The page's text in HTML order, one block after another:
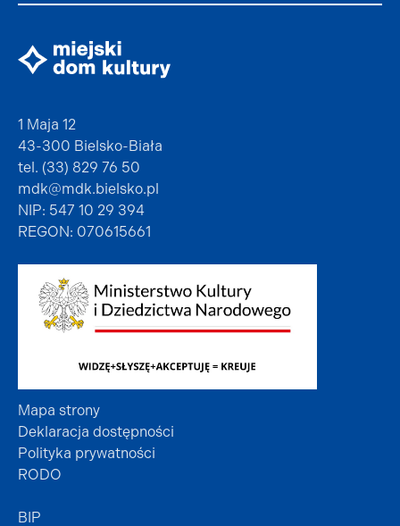
1 Maja 12
43-300 Bielsko-Biała
tel. (33) 829 76 50
mdk@mdk.bielsko.pl
NIP: 547 10 29 394
REGON: 070615661
Mapa strony
Deklaracja dostępności
Polityka prywatności
RODO
BIP